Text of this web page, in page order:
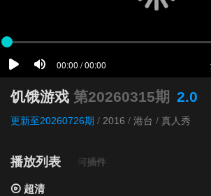
饥饿游戏 第20260315期 2.0
更新至20260726期 / 2016 / 港台 / 真人秀
播放列表
- 无需安装任何插件
超清